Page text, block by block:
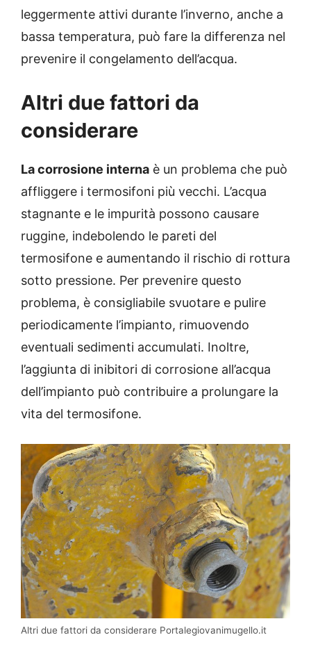
leggermente attivi durante l’inverno, anche a
bassa temperatura, può fare la differenza nel
prevenire il congelamento dell’acqua.
Altri due fattori da
considerare
La corrosione interna è un problema che può
affliggere i termosifoni più vecchi. L’acqua
stagnante e le impurità possono causare
ruggine, indebolendo le pareti del
termosifone e aumentando il rischio di rottura
sotto pressione. Per prevenire questo
problema, è consigliabile svuotare e pulire
periodicamente l’impianto, rimuovendo
eventuali sedimenti accumulati. Inoltre,
l’aggiunta di inibitori di corrosione all’acqua
dell’impianto può contribuire a prolungare la
vita del termosifone.
Altri due fattori da considerare Portalegiovanimugello.it